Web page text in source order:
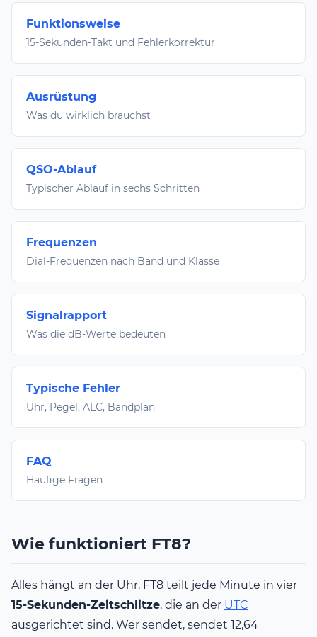
Funktionsweise
15-Sekunden-Takt und Fehlerkorrektur
Ausrüstung
Was du wirklich brauchst
QSO-Ablauf
Typischer Ablauf in sechs Schritten
Frequenzen
Dial-Frequenzen nach Band und Klasse
Signalrapport
Was die dB-Werte bedeuten
Typische Fehler
Uhr, Pegel, ALC, Bandplan
FAQ
Häufige Fragen
Wie funktioniert FT8?
Alles hängt an der Uhr. FT8 teilt jede Minute in vier
15-Sekunden-Zeitschlitze, die an der UTC
ausgerichtet sind. Wer sendet, sendet 12,64